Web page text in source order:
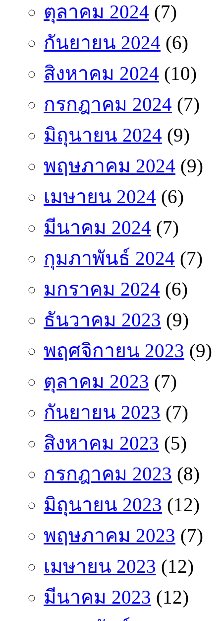
ตุลาคม 2024 (7)
กันยายน 2024 (6)
สิงหาคม 2024 (10)
กรกฎาคม 2024 (7)
มิถุนายน 2024 (9)
พฤษภาคม 2024 (9)
เมษายน 2024 (6)
มีนาคม 2024 (7)
กุมภาพันธ์ 2024 (7)
มกราคม 2024 (6)
ธันวาคม 2023 (9)
พฤศจิกายน 2023 (9)
ตุลาคม 2023 (7)
กันยายน 2023 (7)
สิงหาคม 2023 (5)
กรกฎาคม 2023 (8)
มิถุนายน 2023 (12)
พฤษภาคม 2023 (7)
เมษายน 2023 (12)
มีนาคม 2023 (12)